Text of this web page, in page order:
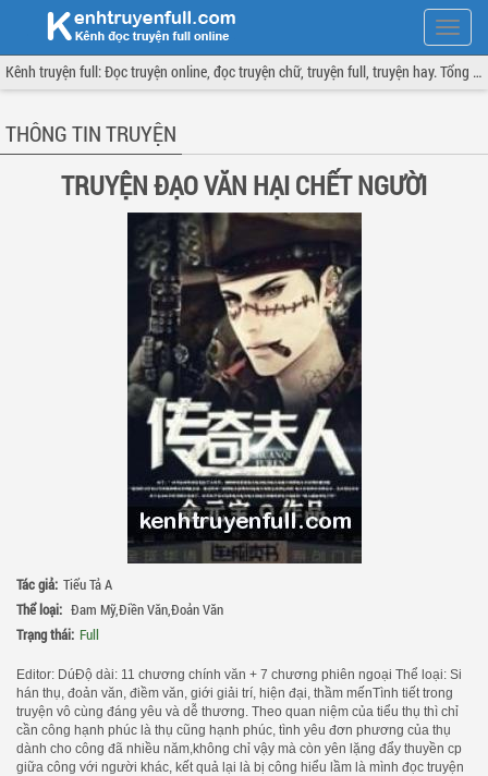
Hiện
menu
Kênh truyện full: Đọc truyện online, đọc truyện chữ, truyện full, truyện hay. Tổng hợp đầy đủ và cập nhật liên tục.
THÔNG TIN TRUYỆN
TRUYỆN ĐẠO VĂN HẠI CHẾT NGƯỜI
Tác giả: Tiểu Tả A
Thể loại: Đam Mỹ,Điền Văn,Đoản Văn
Trạng thái: Full
Editor: DúĐộ dài: 11 chương chính văn + 7 chương phiên ngoại Thể loại: Si
hán thụ, đoản văn, điềm văn, giới giải trí, hiện đại, thầm mếnTình tiết trong
truyện vô cùng đáng yêu và dễ thương. Theo quan niệm của tiểu thụ thì chỉ
cần công hạnh phúc là thụ cũng hạnh phúc, tình yêu đơn phương của thụ
dành cho công đã nhiều năm,không chỉ vậy mà còn yên lặng đẩy thuyền cp
giữa công với người khác, kết quả lại là bị công hiểu lầm là mình đọc truyện